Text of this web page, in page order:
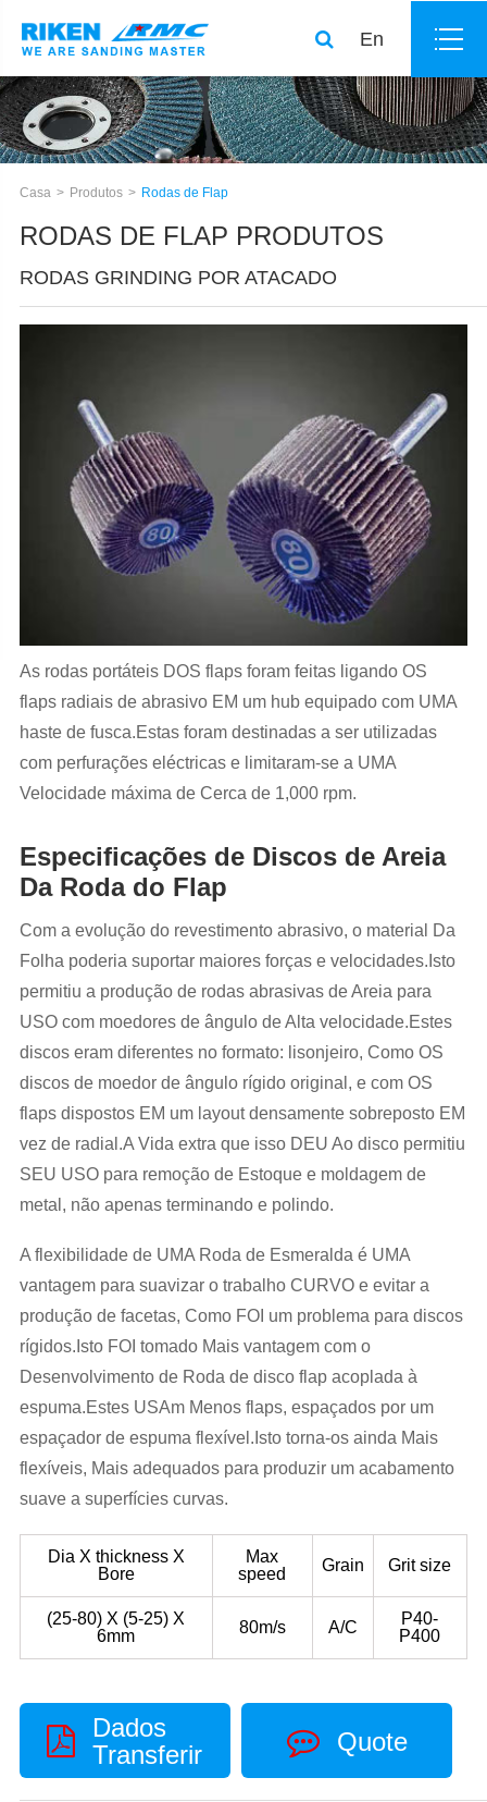
En
Casa Produtos Rodas de Flap
RODAS DE FLAP PRODUTOS
RODAS GRINDING POR ATACADO
As rodas portáteis DOS flaps foram feitas ligando OS
flaps radiais de abrasivo EM um hub equipado com UMA
haste de fusca.Estas foram destinadas a ser utilizadas
com perfurações eléctricas e limitaram-se a UMA
Velocidade máxima de Cerca de 1,000 rpm.
Especificações de Discos de Areia
Da Roda do Flap
Com a evolução do revestimento abrasivo, o material Da
Folha poderia suportar maiores forças e velocidades.Isto
permitiu a produção de rodas abrasivas de Areia para
USO com moedores de ângulo de Alta velocidade.Estes
discos eram diferentes no formato: lisonjeiro, Como OS
discos de moedor de ângulo rígido original, e com OS
flaps dispostos EM um layout densamente sobreposto EM
vez de radial.A Vida extra que isso DEU Ao disco permitiu
SEU USO para remoção de Estoque e moldagem de
metal, não apenas terminando e polindo.
A flexibilidade de UMA Roda de Esmeralda é UMA
vantagem para suavizar o trabalho CURVO e evitar a
produção de facetas, Como FOI um problema para discos
rígidos.Isto FOI tomado Mais vantagem com o
Desenvolvimento de Roda de disco flap acoplada à
espuma.Estes USAm Menos flaps, espaçados por um
espaçador de espuma flexível.Isto torna-os ainda Mais
flexíveis, Mais adequados para produzir um acabamento
suave a superfícies curvas.
Dia X thickness X
Bore
Max
speed
Grain Grit size
(25-80) X (5-25) X
6mm
80m/s A/C
P40-
P400
Dados
Transferir
Quote